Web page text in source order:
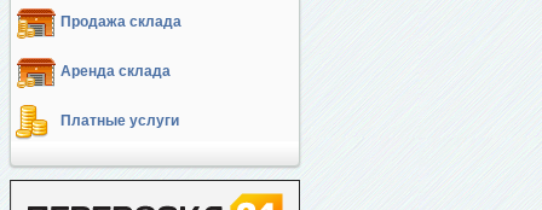
Продажа склада
Аренда склада
Платные услуги